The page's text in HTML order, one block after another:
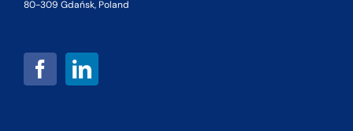
80-309 Gdańsk, Poland